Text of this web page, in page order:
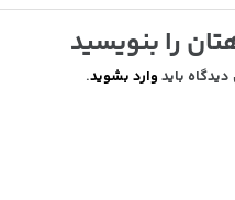
را بنویسید
باید وارد بشوید.